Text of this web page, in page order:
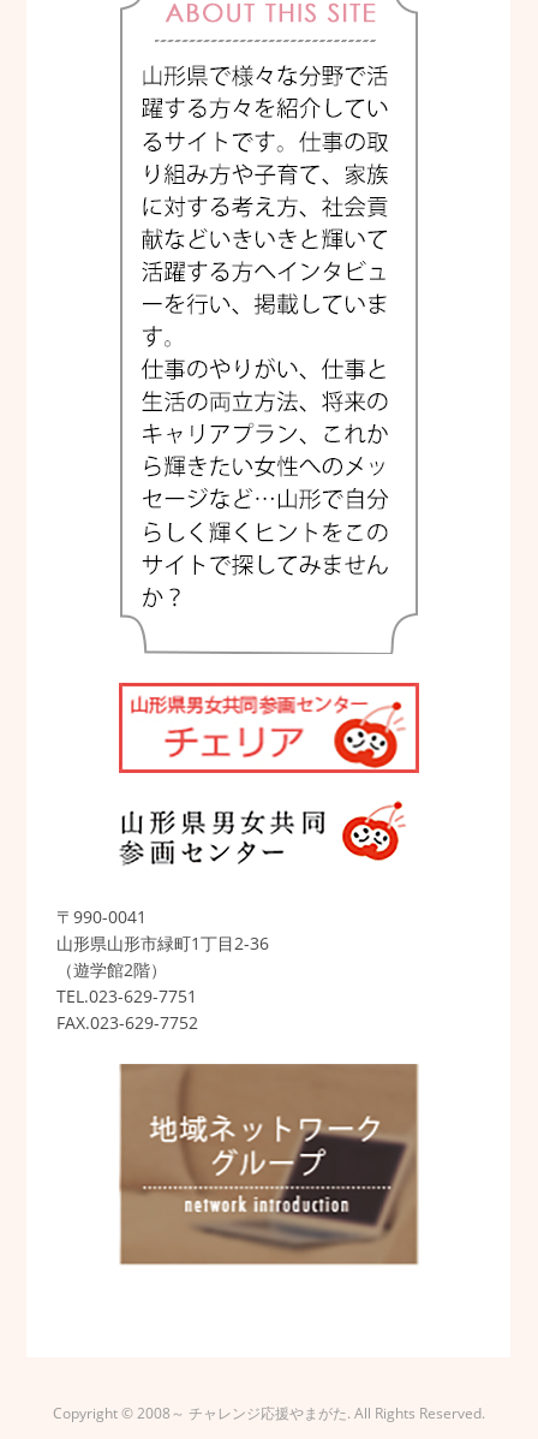
〒990-0041
山形県山形市緑町1丁目2-36
（遊学館2階）
TEL.023-629-7751
FAX.023-629-7752
Copyright © 2008～ チャレンジ応援やまがた. All Rights Reserved.